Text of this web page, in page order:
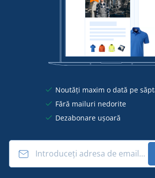
Noutăți maxim o dată pe
Fără mailuri nedorite
Dezabonare ușoară